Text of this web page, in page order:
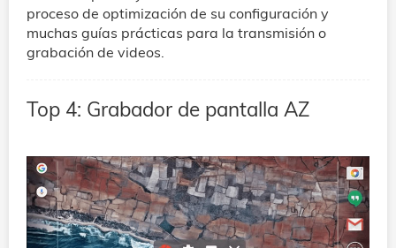
proceso de optimización de su configuración y
muchas guías prácticas para la transmisión o
grabación de videos.
Top 4: Grabador de pantalla AZ